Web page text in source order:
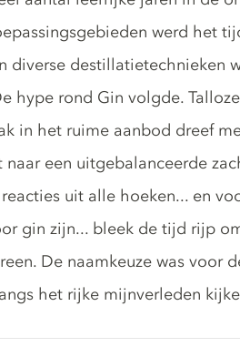
werd het
diverse destillatietechnieken
hype rond Gin volgde.
in het ruime aanbod dreef
naar een uitgebalanceerde
uit alle hoeken... en
gin zijn... bleek de tijd rijp
De naamkeuze was voor
het rijke mijnverleden